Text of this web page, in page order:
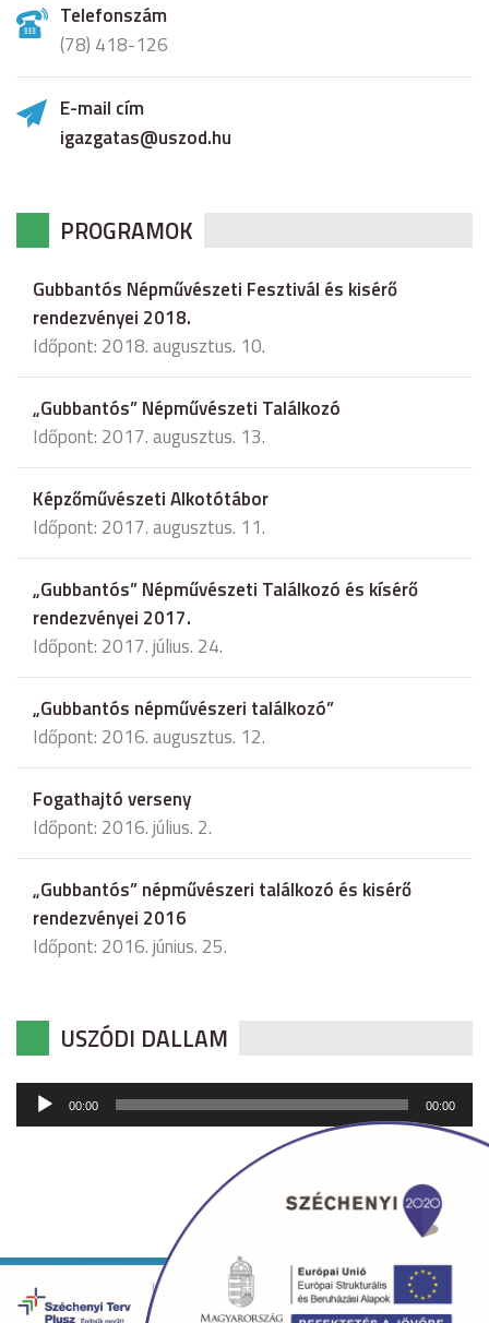
Telefonszám
(78) 418-126
E-mail cím
igazgatas@uszod.hu
PROGRAMOK
Gubbantós Népművészeti Fesztivál és kisérő
rendezvényei 2018.
Időpont: 2018. augusztus. 10.
„Gubbantós” Népművészeti Találkozó
Időpont: 2017. augusztus. 13.
Képzőművészeti Alkotótábor
Időpont: 2017. augusztus. 11.
„Gubbantós” Népművészeti Találkozó és kísérő
rendezvényei 2017.
Időpont: 2017. július. 24.
„Gubbantós népművészeri találkozó”
Időpont: 2016. augusztus. 12.
Fogathajtó verseny
Időpont: 2016. július. 2.
„Gubbantós” népművészeri találkozó és kisérő
rendezvényei 2016
Időpont: 2016. június. 25.
USZÓDI DALLAM
Audió
lejátszó
00:00 00:00
Copyright © 2026 uszod.hu Minden jog fenntartva. •